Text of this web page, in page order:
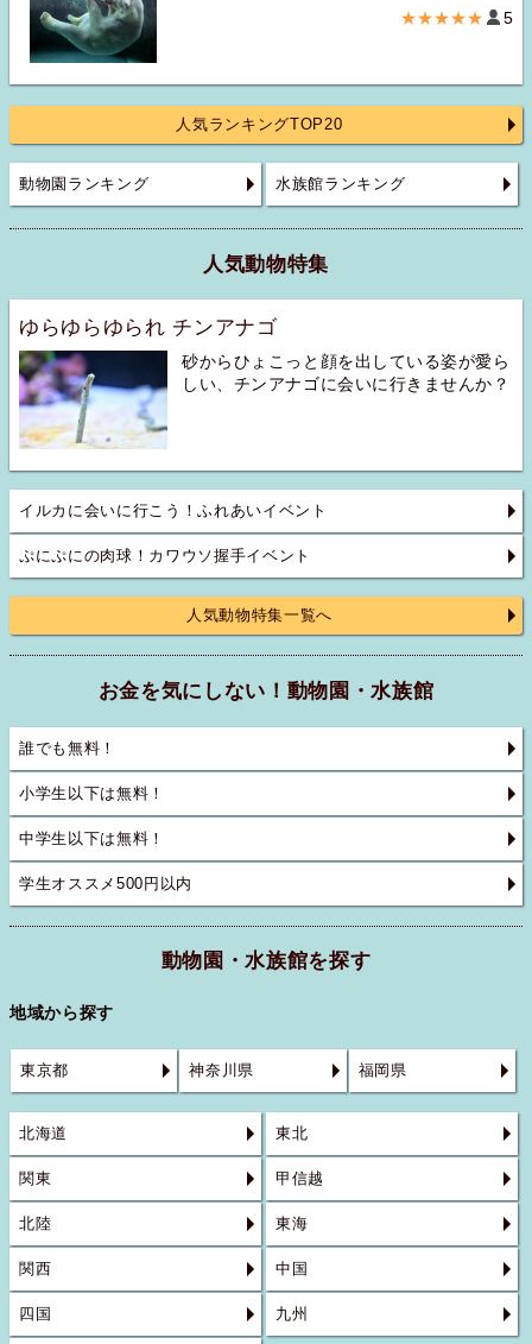
★★★★★ 5
人気ランキングTOP20
動物園ランキング 水族館ランキング
人気動物特集
ゆらゆらゆられ チンアナゴ
砂からひょこっと顔を出している姿が愛ら
しい、チンアナゴに会いに行きませんか？
イルカに会いに行こう！ふれあいイベント
ぷにぷにの肉球！カワウソ握手イベント
人気動物特集一覧へ
お金を気にしない！動物園・水族館
誰でも無料！
小学生以下は無料！
中学生以下は無料！
学生オススメ500円以内
動物園・水族館を探す
地域から探す
東京都 神奈川県 福岡県
北海道 東北
関東 甲信越
北陸 東海
関西 中国
四国 九州